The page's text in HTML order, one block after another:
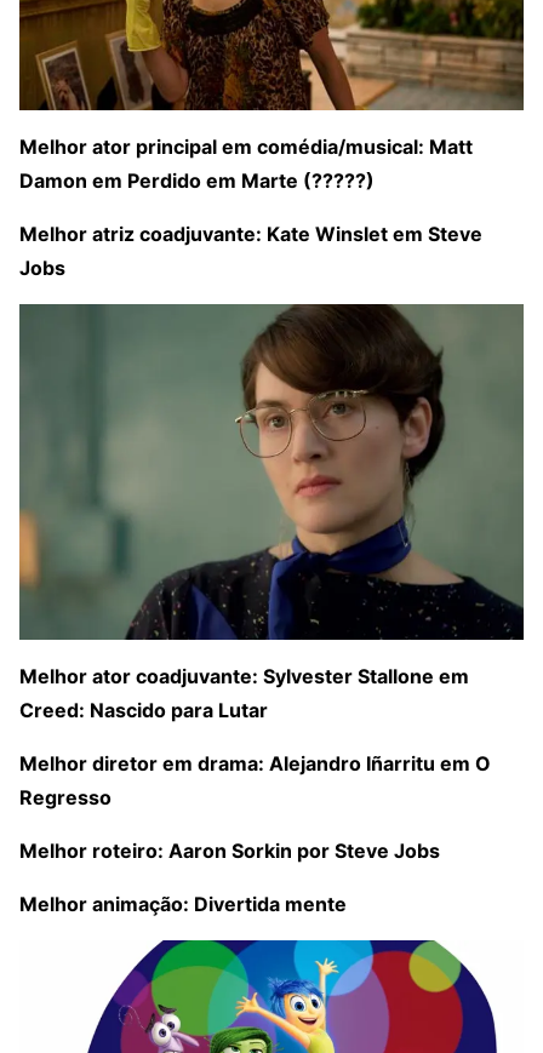
Melhor ator principal em comédia/musical: Matt
Damon em Perdido em Marte (?????)
Melhor atriz coadjuvante: Kate Winslet em Steve
Jobs
Melhor ator coadjuvante: Sylvester Stallone em
Creed: Nascido para Lutar
Melhor diretor em drama: Alejandro Iñarritu em O
Regresso
Melhor roteiro: Aaron Sorkin por Steve Jobs
Melhor animação: Divertida mente